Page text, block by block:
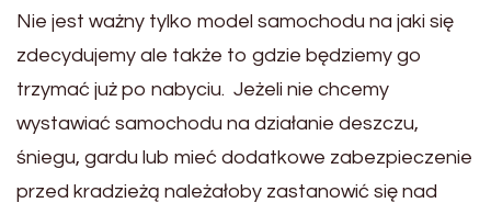
Nie jest ważny tylko model samochodu na jaki się
zdecydujemy ale także to gdzie będziemy go
trzymać już po nabyciu. Jeżeli nie chcemy
wystawiać samochodu na działanie deszczu,
śniegu, gardu lub mieć dodatkowe zabezpieczenie
przed kradzieżą należałoby zastanowić się nad